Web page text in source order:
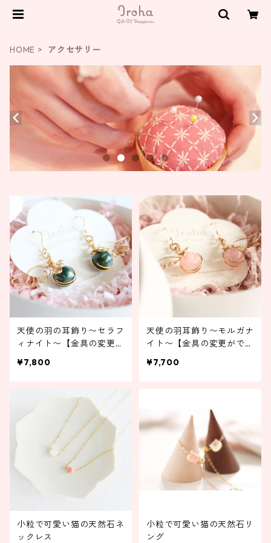
HOME アクセサリー
天使の羽の耳飾り〜セラフ
ィナイト〜【金具の変更が
¥7,800
天使の羽耳飾り〜モルガナ
イト〜【金具の変更ができ
¥7,700
小粒で可愛い猫の天然石ネ
ックレス
小粒で可愛い猫の天然石リ
ング